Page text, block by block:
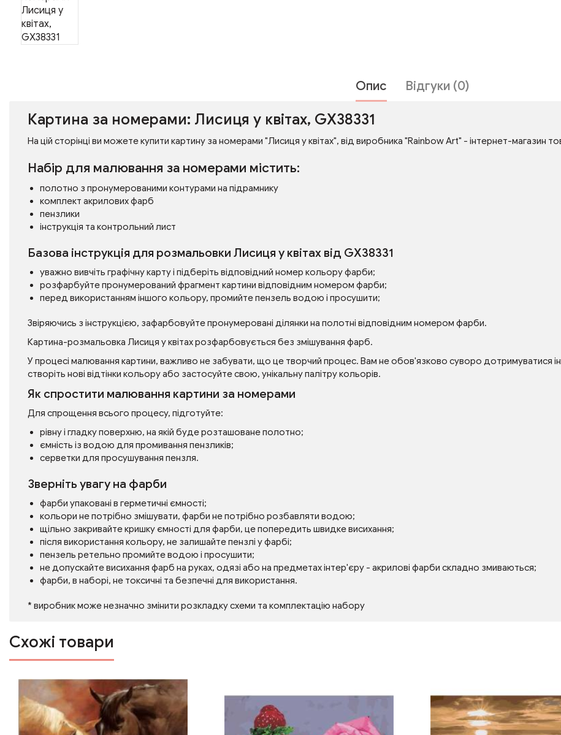
Опис Відгуки (0)
Картина за номерами: Лисиця у квітах, GX38331
На цій сторінці ви можете купити картину за номерами "Лисиця у квітах", від виробника "Rainbow Art" - інтернет-магазин
Набір для малювання за номерами містить:
полотно з пронумерованими контурами на підрамнику
комплект акрилових фарб
пензлики
інструкція та контрольний лист
Базова інструкція для розмальовки Лисиця у квітах від GX38331
уважно вивчіть графічну карту і підберіть відповідний номер кольору фарби;
розфарбуйте пронумерований фрагмент картини відповідним номером фарби;
перед використанням іншого кольору, промийте пензель водою і просушити;
Звіряючись з інструкцією, зафарбовуйте пронумеровані ділянки на полотні відповідним номером фарби.
Картина-розмальовка Лисиця у квітах розфарбовується без змішування фарб.
У процесі малювання картини, важливо не забувати, що це творчий процес. Вам не обов'язково суворо дотримуватися
створіть нові відтінки кольору або застосуйте свою, унікальну палітру кольорів.
Як спростити малювання картини за номерами
Для спрощення всього процесу, підготуйте:
рівну і гладку поверхню, на якій буде розташоване полотно;
ємність із водою для промивання пензликів;
серветки для просушування пензля.
Зверніть увагу на фарби
фарби упаковані в герметичні ємності;
кольори не потрібно змішувати, фарби не потрібно розбавляти водою;
щільно закривайте кришку ємності для фарби, це попередить швидке висихання;
після використання кольору, не залишайте пензлі у фарбі;
пензель ретельно промийте водою і просушити;
не допускайте висихання фарб на руках, одязі або на предметах інтер'єру - акрилові фарби складно змиваються;
фарби, в наборі, не токсичні та безпечні для використання.
* виробник може незначно змінити розкладку схеми та комплектацію набору
Схожі товари